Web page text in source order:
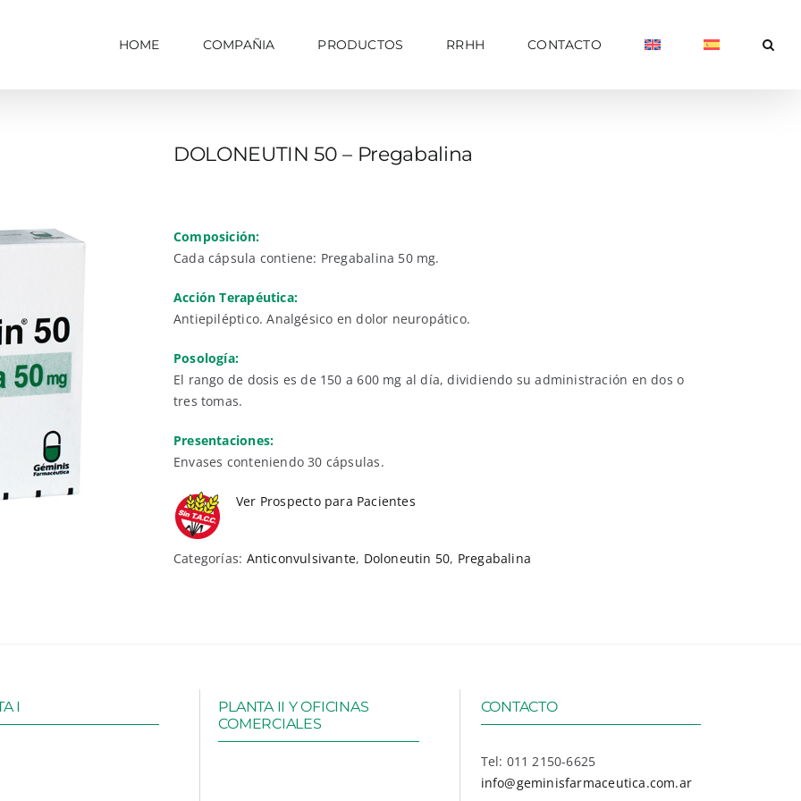
HOME COMPAÑIA PRODUCTOS RRHH CONTACTO
DOLONEUTIN 50 – Pregabalina
Composición:
Cada cápsula contiene: Pregabalina 50 mg.
Acción Terapéutica:
Antiepiléptico. Analgésico en dolor neuropático.
Posología:
El rango de dosis es de 150 a 600 mg al día, dividiendo su administración en dos o
tres tomas.
Presentaciones:
Envases conteniendo 30 cápsulas.
Ver Prospecto para Pacientes
Categorías: Anticonvulsivante, Doloneutin 50, Pregabalina
I
PLANTA II Y OFICINAS
COMERCIALES
CONTACTO
Tel: 011 2150-6625
info@geminisfarmaceutica.com.ar